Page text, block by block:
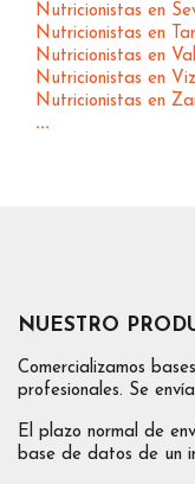
Nutricionistas en
Nutricionistas en
Nutricionistas en
Nutricionistas en
Nutricionistas en
...
NUESTRO
Comercializamos
profesionales. Se
El plazo normal de
base de datos de un